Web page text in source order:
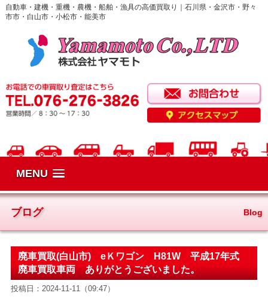
自動車・建機・重機・農機・船舶・漁具の高価買取り｜石川県・金沢市・野々
市市・白山市・小松市・能美市
MENU
ブログ Blog
廃車買取(白山市) eＫワゴン H81W 平成17年式
廃車買取車両 ありがとうございました。
投稿日：2024-11-11（09:47）